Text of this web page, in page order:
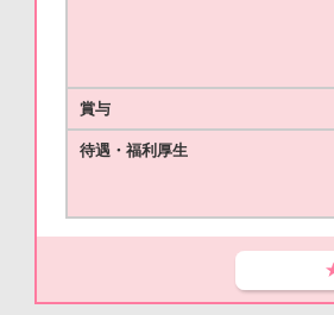
賞与
待遇・福利厚生